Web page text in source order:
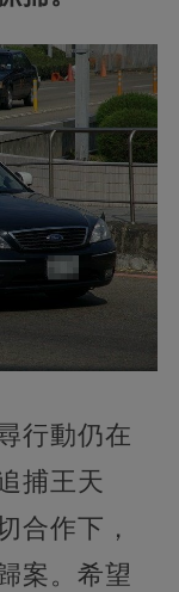
行動仍在
捕王天
合作下，
案。希望